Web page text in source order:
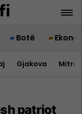
Botë
Gjakova
patriot